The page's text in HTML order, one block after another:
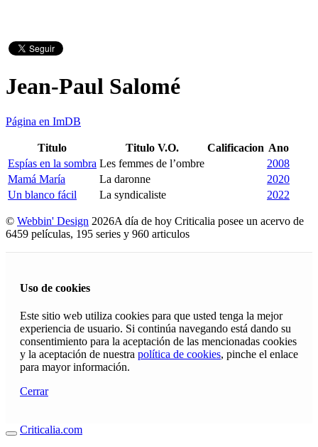
Jean-Paul Salomé
Página en ImDB
Titulo Titulo V.O. Calificacion Ano
Espías en la sombra Les femmes de l’ombre
2008
Mamá María
La daronne
2020
Un blanco fácil
La syndicaliste 2022
© Webbin' Design 2026A día de hoy Criticalia posee un acervo de
6459 películas, 195 series y 960 articulos
Uso de cookies
Este sitio web utiliza cookies para que usted tenga la mejor
experiencia de usuario. Si continúa navegando está dando su
consentimiento para la aceptación de las mencionadas cookies
y la aceptación de nuestra política de cookies, pinche el enlace
para mayor información.
Cerrar
Criticalia.com